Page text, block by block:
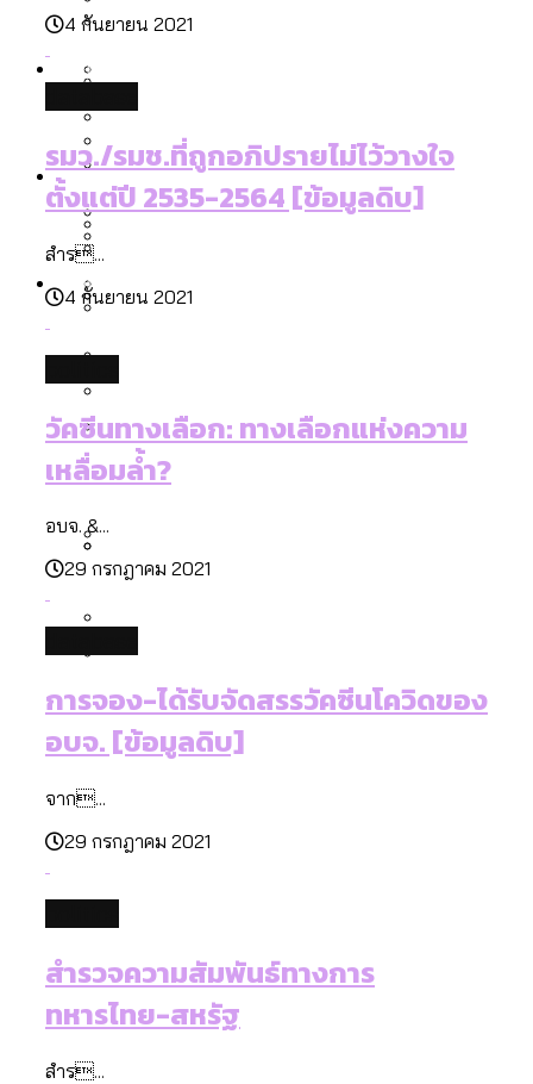
สังเกตการณ์การเลือกตั้งชวนคุยกันถึงบท
เรียนที่เราได้รับจากเลือกตั้ง กรุงเทพฯ –
กทม. มีอำนาจแค่ไหน ในการแก้ปัญหาให้คน
ที่อาศัยอยู่ในกรุงเทพฯ
ขยะมูลฝอย 2568 [ข้อมูลดิบ]
ขยะของคน กทม. ที่ยังถูกนำไปทิ้งที่
งบระบายน้ำ-ป้องกันน้ำท่วม 4 ปี (2566-
2569) ของ กทม. ในยุคชัชชาติ ลงเขตไหน
ทำอะไรบ้าง
สำรวจ Hate Speech ที่ถูกผลิตซ้ำผ่าน
[ข้อมูลดิบ]
ความเกลียดชังที่ขายได้ : สำรวจ Hate
ความขัดแย้งไทย-กัมพูชา
กรุงเทพฯ เมืองคอนเสิร์ต : สำรวจ
คอนเสิร์ตและแฟนมีตติ้งในไทยจำนวน 526
งาน ตั้งแต่ปี 2023-2024
ลักษณ์แบบไหนสู่สายตาโลก
ไหน
ค่าฝุ่นในกรุงเทพฯ 2025 เทียบกับจำนวน
ควันบุหรี่ที่เข้าปอด [ข้อมูลดิบ]
สำรวจเศรษฐกิจในกรุงเทพฯ ผ่าน
สำรวจงบประมาณรายเขตในกรุงเทพฯ
ผ่าน Bangkok Index 2025
กรุงเทพฯ ผ่าน Bangkok Index 2025
สำรวจสังคมผู้สูงอายุไทย : 6 จังหวัดเป็น
สังคมสูงวัยระดับสุดยอด และ 64 จังหวัดที่
กรุงเทพฯ เมืองสังคมผู้สูงอายุ [ข้อมูลดิบ]
กรุงเทพฯ เมืองสังคมผู้สูงอายุ : 36 เขตมี
สูงอายุระดับสุดยอด
ของ 50 เขตในกรุงเทพฯ
Database
สังคมผู้สูงอายุไทย [ข้อมูลดิบ]
สำรวจเหตุไฟไหม้ในกรุงเทพฯ 2568
คำนำหน้านามและกฎหมายสมรสเท่าเทียม
[ข้อมูลดิบ]
กรุงเทพฯ เมืองสังคมผู้สูงอายุ [ข้อมูลดิบ]
สวนสาธารณะและพื้นที่สีเขียวใน กทม.
[ข้อมูลดิบ]
Project
Bangkok Index
DEMO Thailand
About Us
4 กันยายน 2021
รมว./รมช.ที่ถูกอภิปรายไม่ไว้วางใจ
ตั้งแต่ปี 2535-2564 [ข้อมูลดิบ]
สำร...
4 กันยายน 2021
วัคซีนทางเลือก: ทางเลือกแห่งความ
เหลื่อมล้ำ?
อบจ. &...
29 กรกฎาคม 2021
การจอง-ได้รับจัดสรรวัคซีนโควิดของ
อบจ. [ข้อมูลดิบ]
จาก...
29 กรกฎาคม 2021
สำรวจความสัมพันธ์ทางการ
ทหารไทย-สหรัฐ
สำร...